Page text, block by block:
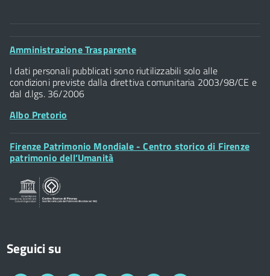
Comune di Firenze
Palazzo Vecchio
Piazza della Signoria - 50122, Firenze
P.IVA 01307110484
Posta Elettronica Certificata
Footer
Amministrazione Trasparente
I dati personali pubblicati sono riutilizzabili solo alle
condizioni previste dalla direttiva comunitaria 2003/98/CE e
dal d.lgs. 36/2006
Albo Pretorio
Footer
Widget
Firenze Patrimonio Mondiale - Centro storico di Firenze
patrimonio dell’Umanità
Seguici su